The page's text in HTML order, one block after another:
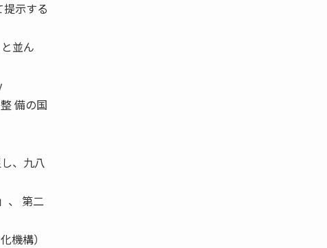
示する
並ん
備の国
、九八
、 第二
機構）